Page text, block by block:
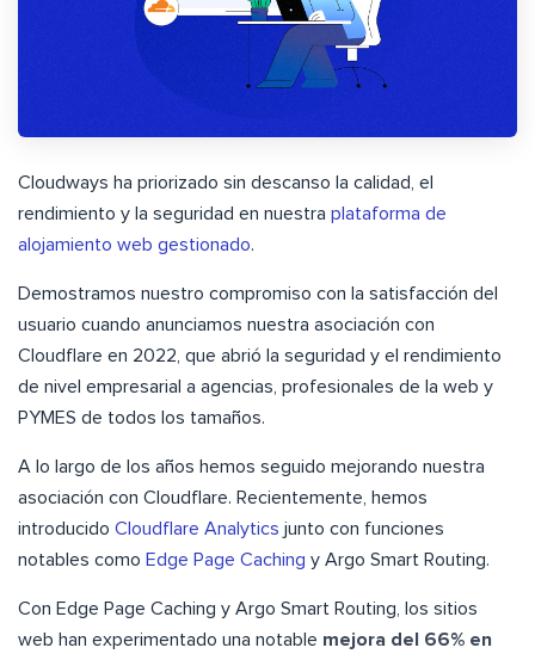
Cloudways ha priorizado sin descanso la calidad, el
rendimiento y la seguridad en nuestra plataforma de
alojamiento web gestionado.
Demostramos nuestro compromiso con la satisfacción del
usuario cuando anunciamos nuestra asociación con
Cloudflare en 2022, que abrió la seguridad y el rendimiento
de nivel empresarial a agencias, profesionales de la web y
PYMES de todos los tamaños.
A lo largo de los años hemos seguido mejorando nuestra
asociación con Cloudflare. Recientemente, hemos
introducido Cloudflare Analytics junto con funciones
notables como Edge Page Caching y Argo Smart Routing.
Con Edge Page Caching y Argo Smart Routing, los sitios
web han experimentado una notable mejora del 66% en